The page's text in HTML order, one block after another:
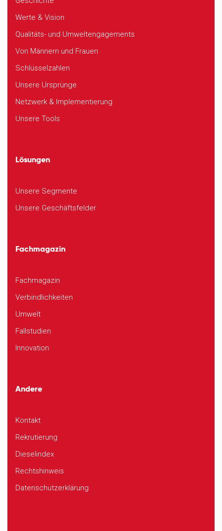
Werte & Vision
Qualitäts- und Umweltengagements
Von Männern und Frauen
Schlüsselzahlen
Unsere Ursprünge
Netzwerk & Implementierung
Unsere Tools
Lösungen
Unsere Segmente
Unsere Geschäftsfelder
Fachmagazin
Fachmagazin
Verbindlichkeiten
Umwelt
Fallstudien
Innovation
Andere
Kontakt
Rekrutierung
Dieselindex
Rechtshinweis
Datenschutzerklärung